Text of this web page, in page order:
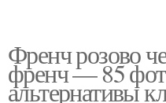
Френч розово
френч — 85
альтернативы